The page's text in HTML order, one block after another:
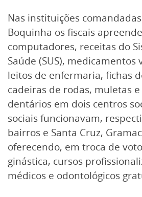
Nas instituições
Boquinha os fiscais
computadores, receitas do
Saúde (SUS), medicamentos
leitos de enfermaria, fichas
cadeiras de rodas, muletas
dentários em dois centros
sociais funcionavam,
bairros e Santa Cruz,
oferecendo, em troca de
ginástica, cursos
médicos e odontológicos